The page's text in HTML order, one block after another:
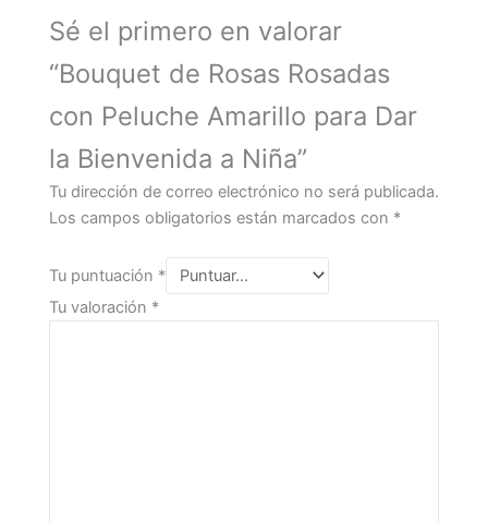
Sé el primero en valorar
“Bouquet de Rosas Rosadas
con Peluche Amarillo para Dar
la Bienvenida a Niña”
Tu dirección de correo electrónico no será publicada.
Los campos obligatorios están marcados con *
Tu puntuación *
Tu valoración *